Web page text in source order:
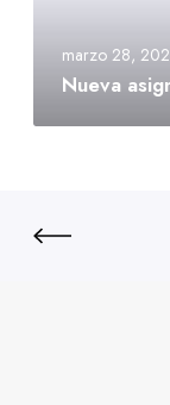
marzo 28,
Nueva